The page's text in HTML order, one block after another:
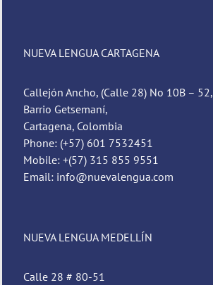
NUEVA LENGUA CARTAGENA
Callejón Ancho, (Calle 28) No 10B – 52,
Barrio Getsemaní,
Cartagena, Colombia
Phone: (+57) 601 7532451
Mobile: +(57) 315 855 9551
Email: info@nuevalengua.com
NUEVA LENGUA MEDELLÍN
Calle 28 # 80-51